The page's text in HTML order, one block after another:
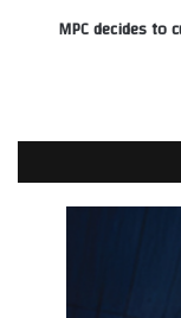
MPC decides to